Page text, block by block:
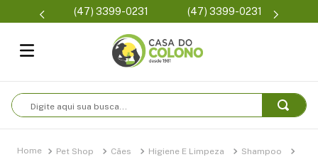
(47) 3399-0231 (47) 3399-0231
Digite aqui sua busca...
Pet Shop Cães Higiene E Limpeza
Shampoo